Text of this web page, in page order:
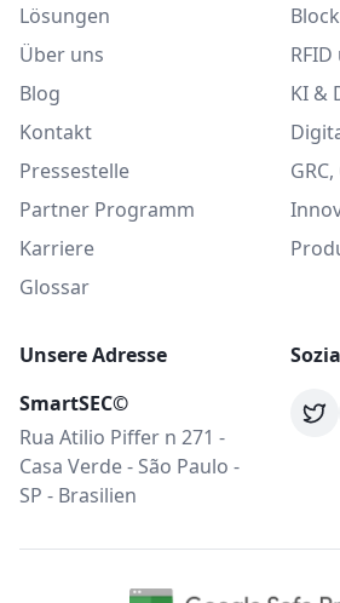
Lösungen
Über uns
Blog
Kontakt
Pressestelle
Partner Programm
Karriere
Glossar
KI &
Unsere Adresse
SmartSEC©
Rua Atilio Piffer n 271 -
Casa Verde - São Paulo -
SP - Brasilien